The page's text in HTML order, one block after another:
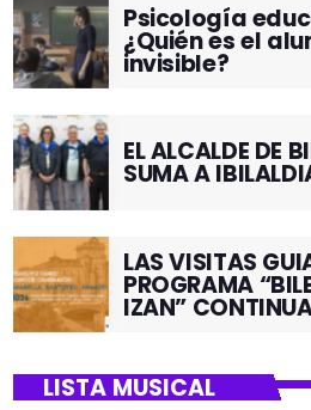
Psicología
¿Quién es el
invisible?
EL ALCALDE DE
SUMA A
LAS VISITAS
PROGRAMA
IZAN”
LISTA MUSICAL